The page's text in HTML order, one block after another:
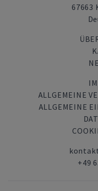
67663
ALLGEMEINE
ALLGEMEINE
+49